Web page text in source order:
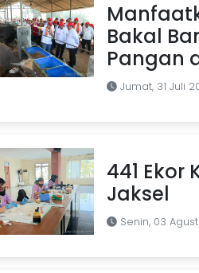
Bakal
Pangan
Jumat, 31 Juli
441 Ekor
Jaksel
Senin, 03